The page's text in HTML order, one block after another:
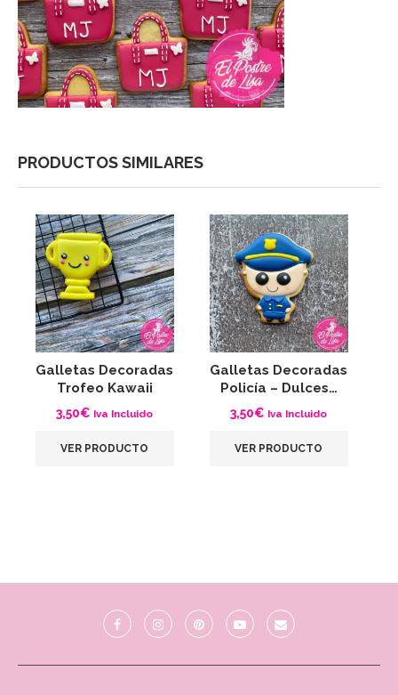
PRODUCTOS SIMILARES
Galletas Decoradas
Trofeo Kawaii
3,50€ Iva Incluido
VER PRODUCTO
Galletas Decoradas
Policía – Dulces…
3,50€ Iva Incluido
VER PRODUCTO